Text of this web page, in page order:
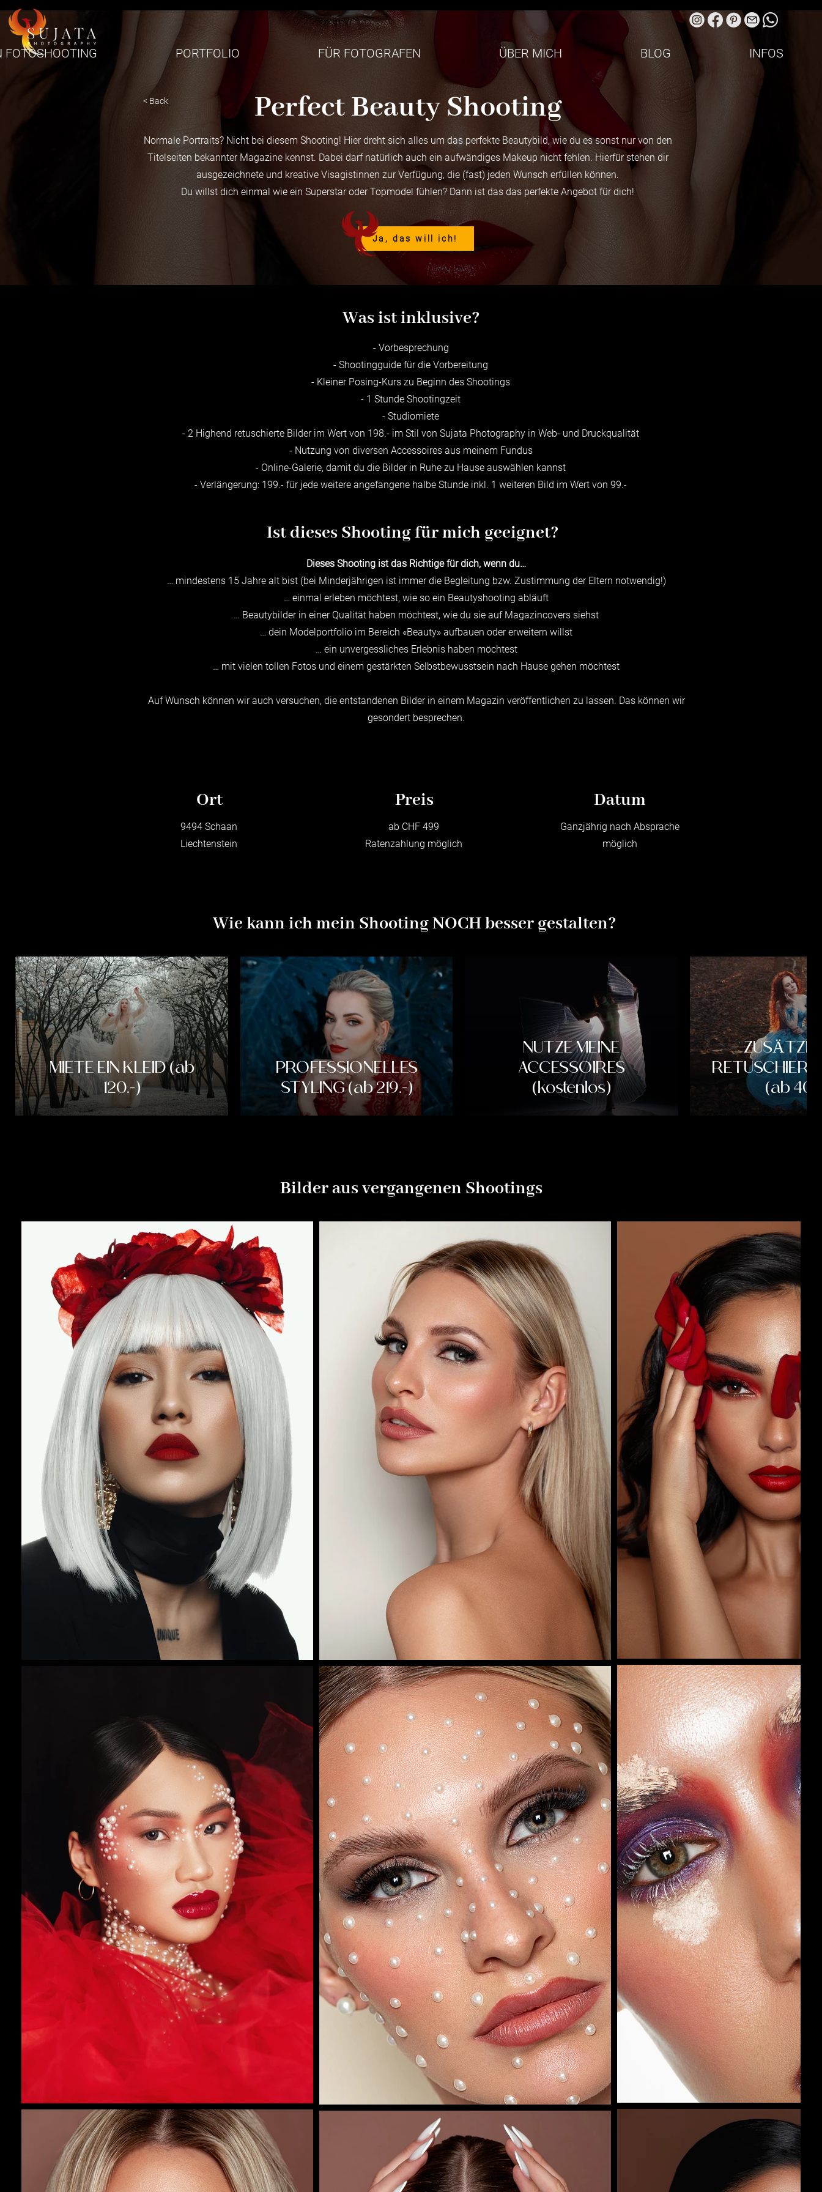
FOTOSHOOTING PORTFOLIO FÜR FOTOGRAFEN ÜBER MICH BLOG INFOS
Perfect Beauty Shooting
< Back
Normale Portraits? Nicht bei diesem Shooting! Hier dreht sich alles um das perfekte Beautybild, wie du es sonst nur von den
Titelseiten bekannter Magazine kennst. Dabei darf natürlich auch ein aufwändiges Makeup nicht fehlen. Hierfür stehen dir
ausgezeichnete und kreative Visagistinnen zur Verfügung, die (fast) jeden Wunsch erfüllen können.
Du willst dich einmal wie ein Superstar oder Topmodel fühlen? Dann ist das das perfekte Angebot für dich!
Ja, das will ich!
Was ist inklusive?
- Vorbesprechung
- Shootingguide für die Vorbereitung
- Kleiner Posing-Kurs zu Beginn des Shootings
- 1 Stunde Shootingzeit
- Studiomiete
- 2 Highend retuschierte Bilder im Wert von 198.- im Stil von Sujata Photography in Web- und Druckqualität
- Nutzung von diversen Accessoires aus meinem Fundus
- Online-Galerie, damit du die Bilder in Ruhe zu Hause auswählen kannst
- Verlängerung: 199.- für jede weitere angefangene halbe Stunde inkl. 1 weiteren Bild im Wert von 99.-
Ist dieses Shooting für mich geeignet?
Dieses Shooting ist das Richtige für dich, wenn du…
… mindestens 15 Jahre alt bist (bei Minderjährigen ist immer die Begleitung bzw. Zustimmung der Eltern notwendig!)
… einmal erleben möchtest, wie so ein Beautyshooting abläuft
… Beautybilder in einer Qualität haben möchtest, wie du sie auf Magazincovers siehst
… dein Modelportfolio im Bereich «Beauty» aufbauen oder erweitern willst
… ein unvergessliches Erlebnis haben möchtest
… mit vielen tollen Fotos und einem gestärkten Selbstbewusstsein nach Hause gehen möchtest
Auf Wunsch können wir auch versuchen, die entstandenen Bilder in einem Magazin veröffentlichen zu lassen. Das können wir
gesondert besprechen.
Ort
9494 Schaan
Liechtenstein
Preis
ab CHF 499
Ratenzahlung möglich
Datum
Ganzjährig nach Absprache
möglich
Wie kann ich mein Shooting NOCH besser gestalten?
MIETE EIN KLEID (ab
120.-)
PROFESSIONELLES
STYLING (ab 219.-)
NUTZE MEINE
ACCESSOIRES
(kostenlos)
(ab
Bilder aus vergangenen Shootings